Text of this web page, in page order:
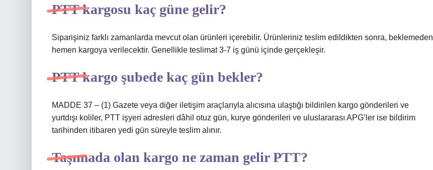
PTT kargosu kaç güne gelir?
Siparişiniz farklı zamanlarda mevcut olan ürünleri içerebilir. Ürünleriniz teslim edildikten sonra, beklemeden
hemen kargoya verilecektir. Genellikle teslimat 3-7 iş günü içinde gerçekleşir.
PTT kargo şubede kaç gün bekler?
MADDE 37 – (1) Gazete veya diğer iletişim araçlarıyla alıcısına ulaştığı bildirilen kargo gönderileri ve
yurtdışı koliler, PTT işyeri adresleri dâhil otuz gün, kurye gönderileri ve uluslararası APG’ler ise bildirim
tarihinden itibaren yedi gün süreyle teslim alınır.
Taşımada olan kargo ne zaman gelir PTT?